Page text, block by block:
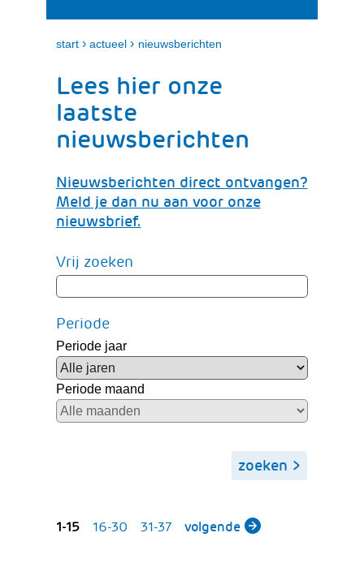
e
n
t
k
p
n
start › actueel › nieuwsberichten
Lees hier onze
laatste
nieuwsberichten
Nieuwsberichten direct ontvangen?
Meld je dan nu aan voor onze
nieuwsbrief.
Zoeken
in
de
index
binnen
Vrij zoeken
Periode
Periode jaar
Periode maand
zoeken
1-15 16-30 31-37 volgenderesultaten